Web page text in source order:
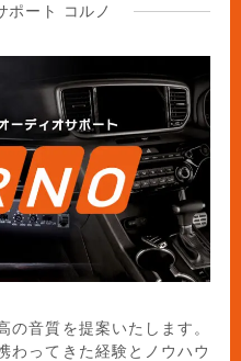
ポート コルノ
の音質を提案いたします。
わってきた経験とノウハウ